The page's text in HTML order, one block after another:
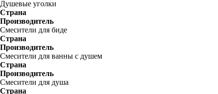
Душевые уголки
Страна
Производитель
Смесители для биде
Страна
Производитель
Смесители для ванны с душем
Страна
Производитель
Смесители для душа
Страна